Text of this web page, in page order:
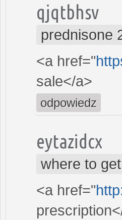
qjqtbhsv
prednisone
<a href="
sale</a>
odpowiedz
eytazidcx
where to
<a href="